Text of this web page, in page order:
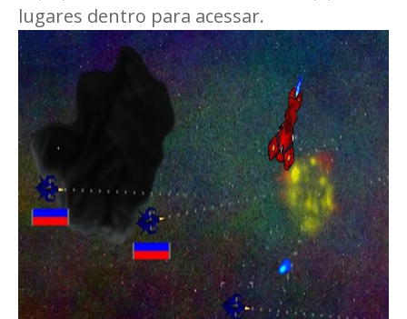
lugares dentro para acessar.